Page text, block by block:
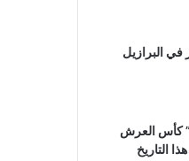
في البرازيل
كأس العرش
التاريخ